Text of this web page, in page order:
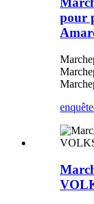
pour
enquête